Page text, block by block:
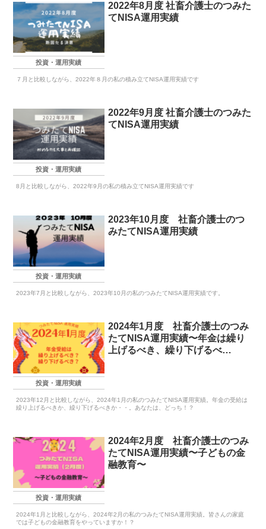
投資・運用実績
2022年8月度 社畜介護士のつみた
てNISA運用実績
７月と比較しながら、2022年８月の私の積み立てNISA運用実績です
投資・運用実績
2022年9月度 社畜介護士のつみた
てNISA運用実績
8月と比較しながら、2022年9月の私の積み立てNISA運用実績です
投資・運用実績
2023年10月度 社畜介護士のつ
みたてNISA運用実績
2023年7月と比較しながら、2023年10月の私のつみたてNISA運用実績です。
投資・運用実績
2024年1月度 社畜介護士のつみ
たてNISA運用実績〜年金は繰り
上げるべき、繰り下げるべ
2023年12月と比較しながら、2024年1月の私のつみたてNISA運用実績。年金の受給は
繰り上げるべきか、繰り下げるべきか・・。あなたは、どっち！？
投資・運用実績
2024年2月度 社畜介護士のつみ
たてNISA運用実績〜子どもの金
融教育〜
2024年1月と比較しながら、2024年2月の私のつみたてNISA運用実績。皆さんの家庭
では子どもの金融教育をやっていますか！？